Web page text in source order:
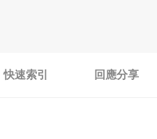
快速索引 回應分享